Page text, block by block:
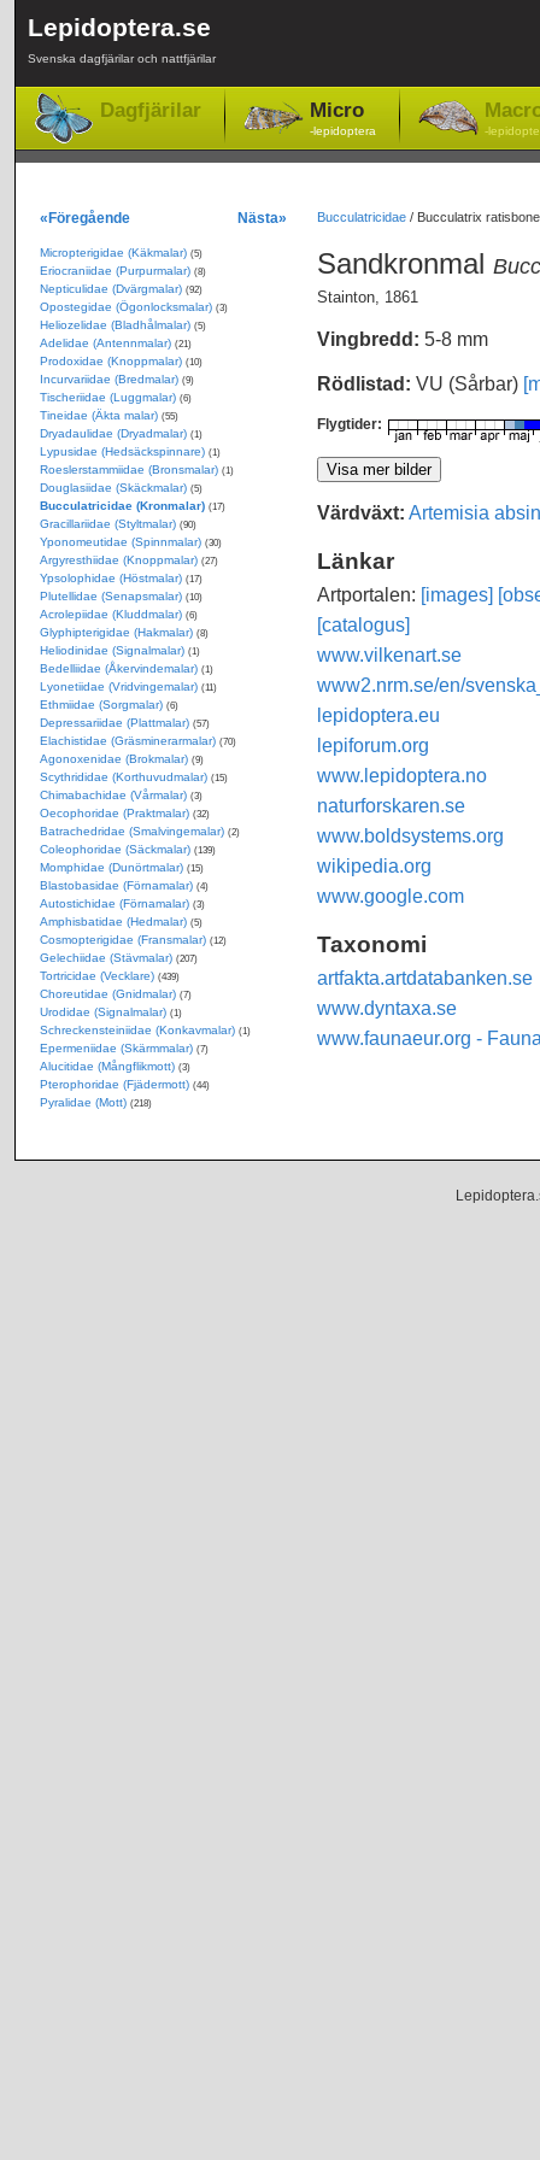
Lepidoptera.se
Svenska dagfjärilar och nattfjärilar
Dagfjärilar Micro
-lepidoptera -
Bucculatricidae/ Bucculatrix
Sandkronmal
Stainton, 1861
Vingbredd: 5-8 mm
Rödlistad: VU (Sårbar)
Flygtider:
Värdväxt: Artemisia
Länkar
Artportalen: [images]
[catalogus]
www.vilkenart.se
www2.nrm.se/en/
lepidoptera.eu
lepiforum.org
www.lepidoptera.no
naturforskaren.se
www.boldsystems.org
wikipedia.org
www.google.com
Taxonomi
artfakta.artdatabanken.se
www.dyntaxa.se
www.faunaeur.org -
«Föregående Nästa»
Micropterigidae (Käkmalar) (5)
Eriocraniidae (Purpurmalar) (8)
Nepticulidae (Dvärgmalar) (92)
Opostegidae (Ögonlocksmalar) (3)
Heliozelidae (Bladhålmalar) (5)
Adelidae (Antennmalar) (21)
Prodoxidae (Knoppmalar) (10)
Incurvariidae (Bredmalar) (9)
Tischeriidae (Luggmalar) (6)
Tineidae (Äkta malar) (55)
Dryadaulidae (Dryadmalar) (1)
Lypusidae (Hedsäckspinnare) (1)
Roeslerstammiidae (Bronsmalar) (1)
Douglasiidae (Skäckmalar) (5)
Bucculatricidae (Kronmalar) (17)
Gracillariidae (Styltmalar) (90)
Yponomeutidae (Spinnmalar) (30)
Argyresthiidae (Knoppmalar) (27)
Ypsolophidae (Höstmalar) (17)
Plutellidae (Senapsmalar) (10)
Acrolepiidae (Kluddmalar) (6)
Glyphipterigidae (Hakmalar) (8)
Heliodinidae (Signalmalar) (1)
Bedelliidae (Åkervindemalar) (1)
Lyonetiidae (Vridvingemalar) (11)
Ethmiidae (Sorgmalar) (6)
Depressariidae (Plattmalar) (57)
Elachistidae (Gräsminerarmalar) (70)
Agonoxenidae (Brokmalar) (9)
Scythrididae (Korthuvudmalar) (15)
Chimabachidae (Vårmalar) (3)
Oecophoridae (Praktmalar) (32)
Batrachedridae (Smalvingemalar) (2)
Coleophoridae (Säckmalar) (139)
Momphidae (Dunörtmalar) (15)
Blastobasidae (Förnamalar) (4)
Autostichidae (Förnamalar) (3)
Amphisbatidae (Hedmalar) (5)
Cosmopterigidae (Fransmalar) (12)
Gelechiidae (Stävmalar) (207)
Tortricidae (Vecklare) (439)
Choreutidae (Gnidmalar) (7)
Urodidae (Signalmalar) (1)
Schreckensteiniidae (Konkavmalar) (1)
Epermeniidae (Skärmmalar) (7)
Alucitidae (Mångflikmott) (3)
Pterophoridae (Fjädermott) (44)
Pyralidae (Mott) (218)